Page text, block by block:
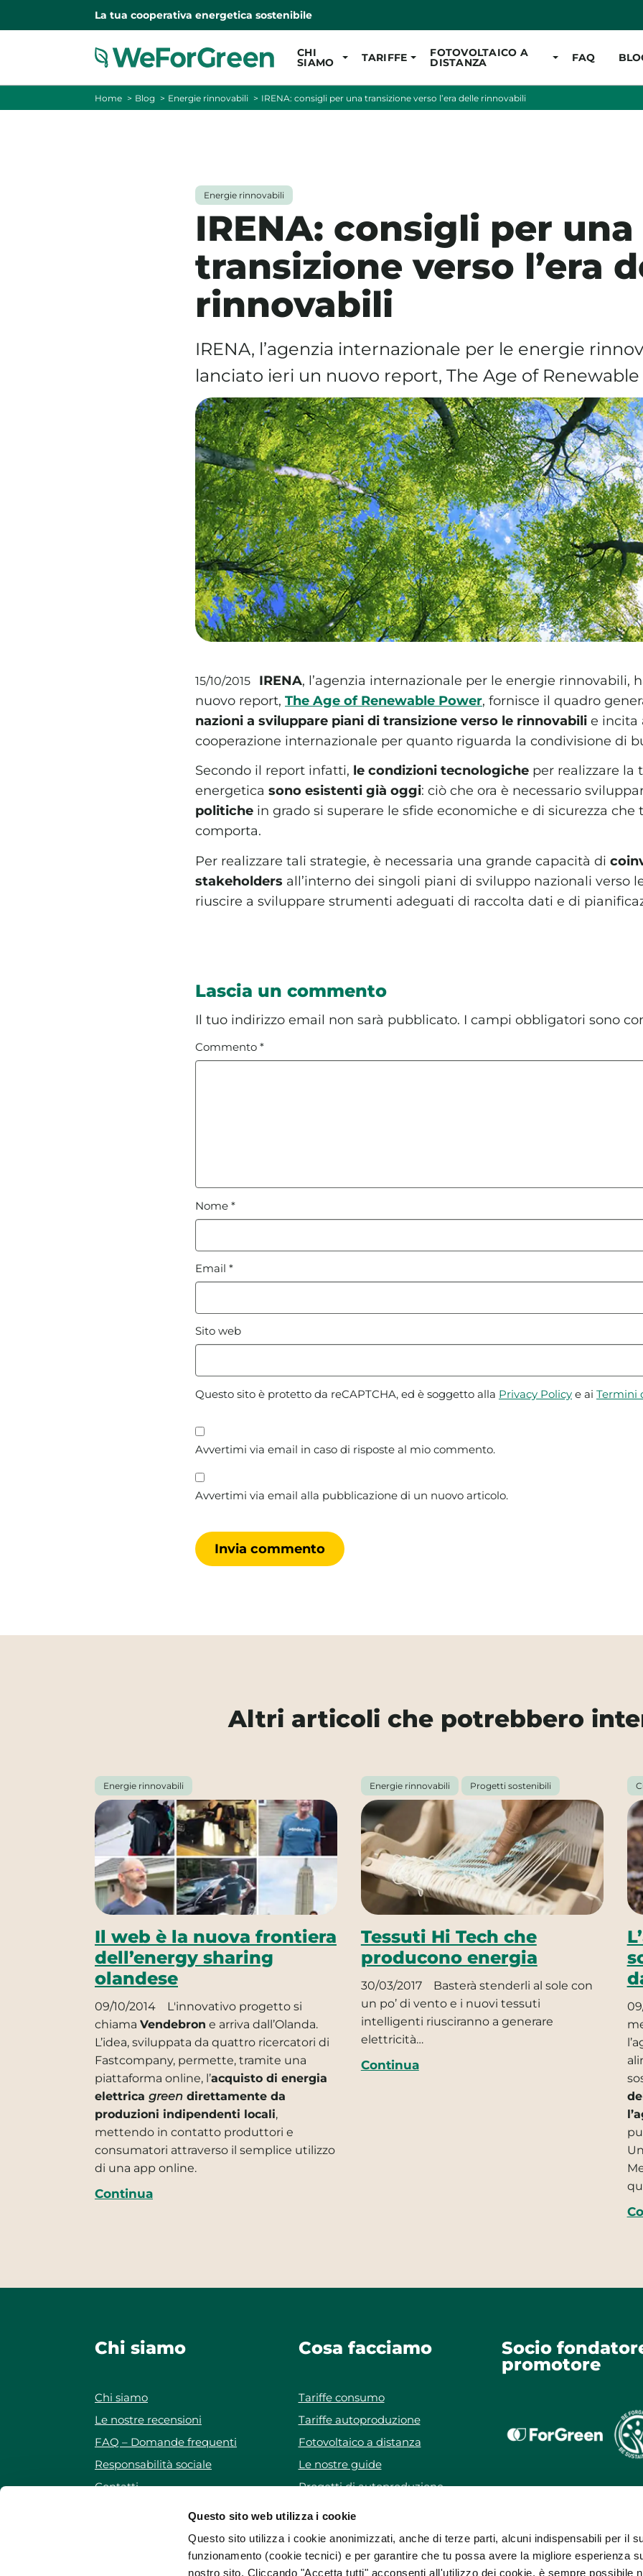
Questo sito web utilizza i cookie
Questo sito utilizza i cookie anonimizzati, anche di terze parti, alcuni indispensabili per il
funzionamento (cookie tecnici) e per garantire che tu possa avere la migliore esperienza
nostro sito. Cliccando "Accetta tutti" acconsenti all'utilizzo dei cookie, è sempre possibile
La tua cooperativa energetica sostenibile
CHI
SIAMO TARIFFE FOTOVOLTAICO A
DISTANZA FAQ
Home Blog Energie rinnovabili IRENA: consigli per una transizione verso l’era delle rinnovabili
Energie rinnovabili
IRENA: consigli per una
transizione verso l’era
rinnovabili
IRENA, l’agenzia internazionale per le energie
lanciato ieri un nuovo report, The Age of
15/10/2015 IRENA, l’agenzia internazionale per le energie rinnovabili,
nuovo report, The Age of Renewable Power, fornisce il quadro
nazioni a sviluppare piani di transizione verso le rinnovabili e incita
cooperazione internazionale per quanto riguarda la condivisione di
Secondo il report infatti, le condizioni tecnologiche per realizzare la
energetica sono esistenti già oggi: ciò che ora è necessario
politiche in grado si superare le sfide economiche e di sicurezza che
comporta.
Per realizzare tali strategie, è necessaria una grande capacità di
stakeholders all’interno dei singoli piani di sviluppo nazionali verso
riuscire a sviluppare strumenti adeguati di raccolta dati e di
Lascia un commento
Il tuo indirizzo email non sarà pubblicato. I campi obbligatori sono
Commento *
Nome *
Email *
Sito web
Questo sito è protetto da reCAPTCHA, ed è soggetto alla Privacy Policy e ai Termini
Avvertimi via email in caso di risposte al mio commento.
Avvertimi via email alla pubblicazione di un nuovo articolo.
Altri articoli che potrebbero
Energie rinnovabili
Il web è la nuova frontiera
dell’energy sharing
olandese
09/10/2014
L'innovativo progetto si
chiama Vendebron e arriva dall’Olanda.
L’idea, sviluppata da quattro ricercatori di
Fastcompany, permette, tramite una
piattaforma online, l’acquisto di energia
elettrica green direttamente da
produzioni indipendenti locali,
mettendo in contatto produttori e
consumatori attraverso il semplice utilizzo
di una app online.
Continua
Energie rinnovabili Progetti sostenibili
Tessuti Hi Tech che
producono energia
30/03/2017
Basterà stenderli al sole con
un po’ di vento e i nuovi tessuti
intelligenti riusciranno a generare
elettricità…
Continua
Chi siamo
Chi siamo
Le nostre recensioni
FAQ – Domande frequenti
Responsabilità sociale
Contatti
Cosa facciamo
Tariffe consumo
Tariffe autoproduzione
Fotovoltaico a distanza
Le nostre guide
Progetti di autoproduzione
Socio
promotore